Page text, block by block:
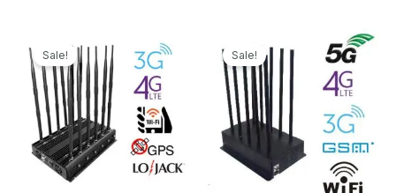
Sale!
Preis
war:
1.199,00€
Preis
ist:
569,99€.
Sale!
Ursprünglicher
Preis
war:
1.299,00€
Aktueller
Preis
ist:
569,99€.